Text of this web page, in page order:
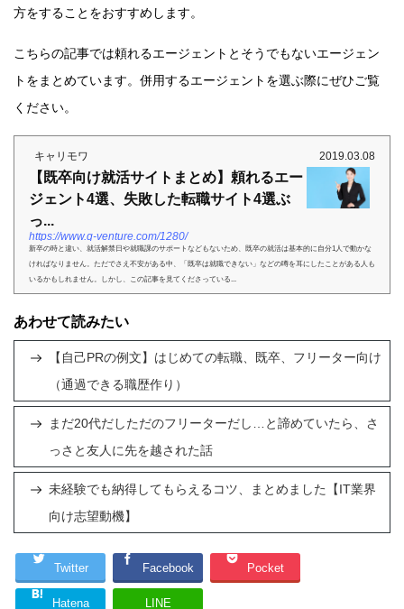
方をすることをおすすめします。
こちらの記事では頼れるエージェントとそうでもないエージェン
トをまとめています。併用するエージェントを選ぶ際にぜひご覧
ください。
キャリモワ 2019.03.08
【既卒向け就活サイトまとめ】頼れるエー
ジェント4選、失敗した転職サイト4選ぶ
っ...
https://www.q-venture.com/1280/
新卒の時と違い、就活解禁日や就職課のサポートなどもないため、既卒の就活は基本的に自分1人で動かな
ければなりません。ただでさえ不安がある中、「既卒は就職できない」などの噂を耳にしたことがある人も
いるかもしれません。しかし、この記事を見てくださっている...
あわせて読みたい
【自己PRの例文】はじめての転職、既卒、フリーター向け
（通過できる職歴作り）
まだ20代だしただのフリーターだし…と諦めていたら、さ
っさと友人に先を越された話
未経験でも納得してもらえるコツ、まとめました【IT業界
向け志望動機】
Twitter Facebook Pocket
Hatena LINE